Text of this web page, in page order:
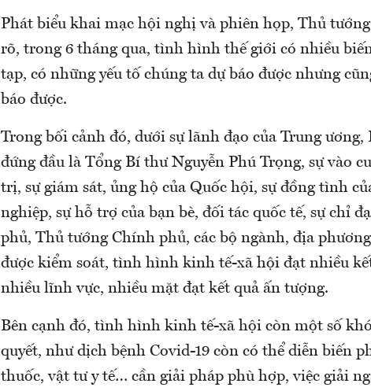
Phát biểu khai mạc hội nghị và phiên họp, Thủ
rõ, trong 6 tháng qua, tình hình thế giới có nhiều
tạp, có những yếu tố chúng ta dự báo được nhưng
báo được.
Trong bối cảnh đó, dưới sự lãnh đạo của Trung
đứng đầu là Tổng Bí thư Nguyễn Phú Trọng, sự vào
trị, sự giám sát, ủng hộ của Quốc hội, sự đồng tình
nghiệp, sự hỗ trợ của bạn bè, đối tác quốc tế, sự chỉ
phủ, Thủ tướng Chính phủ, các bộ ngành, địa
được kiểm soát, tình hình kinh tế-xã hội đạt nhiều
nhiều lĩnh vực, nhiều mặt đạt kết quả ấn tượng.
Bên cạnh đó, tình hình kinh tế-xã hội còn một số
quyết, như dịch bệnh Covid-19 còn có thể diễn biến
thuốc, vật tư y tế… cần giải pháp phù hợp, việc giải